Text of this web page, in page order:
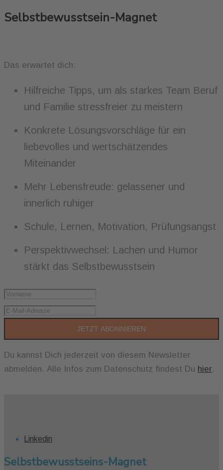
Selbstbewusstsein-Magnet
Das erwartet dich:
Hilfreiche Tipps, um als starkes Team Beruf
und Familie stressfreier zu meistern
Konkrete Lösungsvorschläge für ein
liebevolles und wertschätzendes
Miteinander
Mehr Lebensfreude: gelassener und
innerlich ruhiger
Schule, Lernen, Motivation, Prüfungsangst
Perspektivwechsel: Lachen und Humor
stärkt das Selbstbewusstsein
JETZT ABONNIEREN
Du kannst Dich jederzeit von diesem Newsletter
abmelden. Alle Infos zum Datenschutz findest Du hier.
Linkedin
Selbstbewusstseins-Magnet